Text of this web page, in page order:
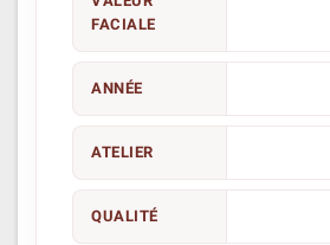
FACIALE
ANNÉE
ATELIER
QUALITÉ